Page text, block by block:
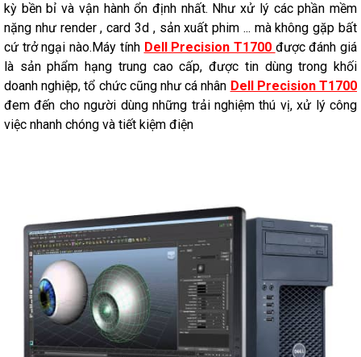
kỳ bền bỉ và vận hành ổn định nhất. Như xử lý các phần mềm
nặng như render , card 3d , sản xuất phim ... mà không gặp bất
cứ trở ngại nào.Máy tính Dell Precision T1700 được đánh giá
là sản phẩm hạng trung cao cấp, được tin dùng trong khối
doanh nghiệp, tổ chức cũng như cá nhân Dell Precision T1700
đem đến cho người dùng những trải nghiệm thú vị, xử lý công
việc nhanh chóng và tiết kiệm điện